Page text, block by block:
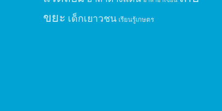
ขยะ เด็กเยาวชน เรียนรู้เกษตร